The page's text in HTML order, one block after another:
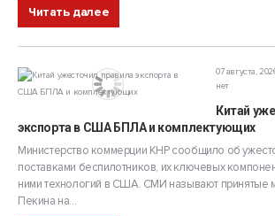
Читать далее
07 августа,
нет
Китай
экспорта в США БПЛА и комплектующих
Министерство коммерции КНР сообщило об
поставками беспилотников, их ключевых
ними технологий в США. СМИ называют принятые
Пекина на...